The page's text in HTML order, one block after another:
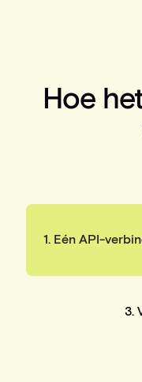
Hoe
1. Eén API-
3.